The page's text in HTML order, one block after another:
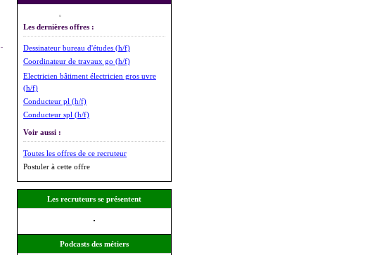
Les dernières offres :
Dessinateur bureau d'études (h/f)
Coordinateur de travaux go (h/f)
Electricien bâtiment électricien gros uvre
(h/f)
Conducteur pl (h/f)
Conducteur spl (h/f)
Voir aussi :
Toutes les offres de ce recruteur
Postuler à cette offre
Les recruteurs se présentent
Podcasts des métiers